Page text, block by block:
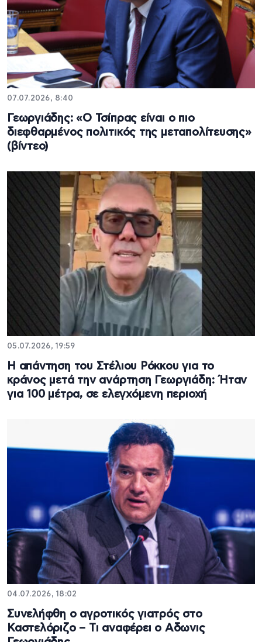
07.07.2026, 8:40
Γεωργιάδης: «Ο Τσίπρας είναι ο πιο
διεφθαρμένος πολιτικός της μεταπολίτευσης»
(βίντεο)
05.07.2026, 19:59
Η απάντηση του Στέλιου Ρόκκου για το
κράνος μετά την ανάρτηση Γεωργιάδη: Ήταν
για 100 μέτρα, σε ελεγχόμενη περιοχή
04.07.2026, 18:02
Συνελήφθη ο αγροτικός γιατρός στο
Καστελόριζο – Tι αναφέρει ο Αδωνις